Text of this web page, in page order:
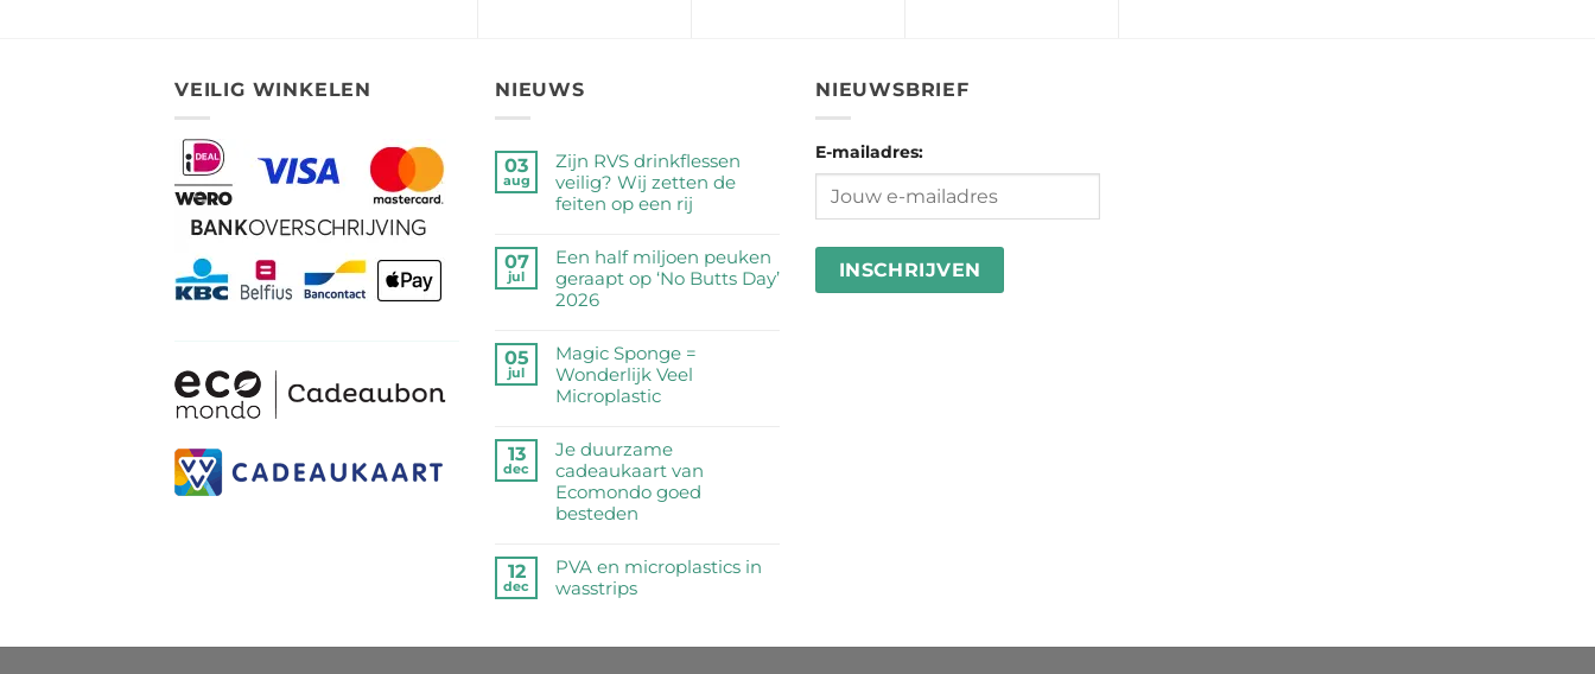
VEILIG WINKELEN NIEUWS
03
aug
Zijn RVS drinkflessen
veilig? Wij zetten de
feiten op een rij
reacties
op
Zijn
veilig?
Wij
zetten
feiten
op
een
rij
07
jul
Een half miljoen peuken
geraapt op ‘No Butts Day’
2026
reacties
op
Een
peuken
geraapt
op
‘No
Day’
2026
05
jul
Magic Sponge =
Wonderlijk Veel
Microplastic
reacties
op
Magic
Sponge
Veel
Microplastic
13
dec
Je duurzame
cadeaukaart van
Ecomondo goed
besteden
reacties
op
cadeaukaart
12
dec
PVA en microplastics in
wasstrips
NIEUWSBRIEF
E-mailadres: